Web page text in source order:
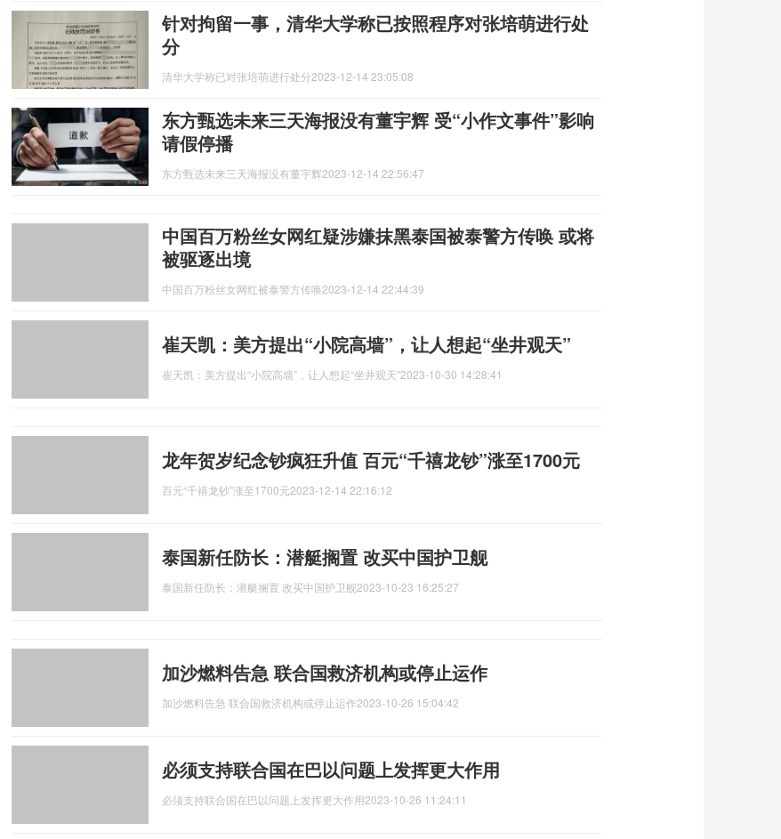
针对拘留一事，清华大学称已按照程序对张培萌进行处
分
清华大学称已对张培萌进行处分2023-12-14 23:05:08
东方甄选未来三天海报没有董宇辉 受“小作文事件”影响
请假停播
东方甄选未来三天海报没有董宇辉2023-12-14 22:56:47
中国百万粉丝女网红疑涉嫌抹黑泰国被泰警方传唤 或将
被驱逐出境
中国百万粉丝女网红被泰警方传唤2023-12-14 22:44:39
崔天凯：美方提出“小院高墙”，让人想起“坐井观天”
崔天凯：美方提出“小院高墙”，让人想起“坐井观天”2023-10-30 14:28:41
龙年贺岁纪念钞疯狂升值 百元“千禧龙钞”涨至1700元
百元“千禧龙钞”涨至1700元2023-12-14 22:16:12
泰国新任防长：潜艇搁置 改买中国护卫舰
泰国新任防长：潜艇搁置 改买中国护卫舰2023-10-23 16:25:27
加沙燃料告急 联合国救济机构或停止运作
加沙燃料告急 联合国救济机构或停止运作2023-10-26 15:04:42
必须支持联合国在巴以问题上发挥更大作用
必须支持联合国在巴以问题上发挥更大作用2023-10-26 11:24:11